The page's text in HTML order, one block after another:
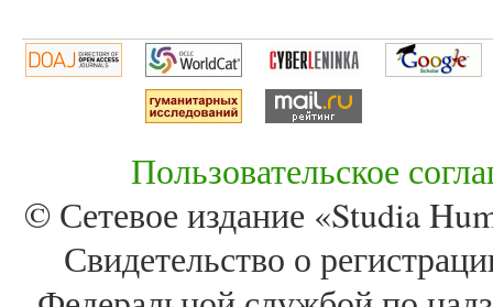
Пользовательское
© Сетевое издание «Studia
Свидетельство о